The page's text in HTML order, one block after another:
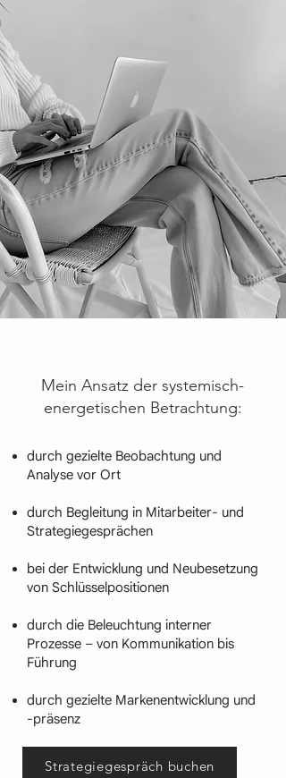
Mein Ansatz der systemisch-
energetischen Betrachtung:
durch gezielte Beobachtung und
Analyse vor Ort
durch Begleitung in Mitarbeiter- und
Strategiegesprächen
bei der Entwicklung und Neubesetzung
von Schlüsselpositionen
durch die Beleuchtung interner
Prozesse – von Kommunikation bis
Führung
durch gezielte Markenentwicklung und
-präsenz
Strategiegespräch buchen